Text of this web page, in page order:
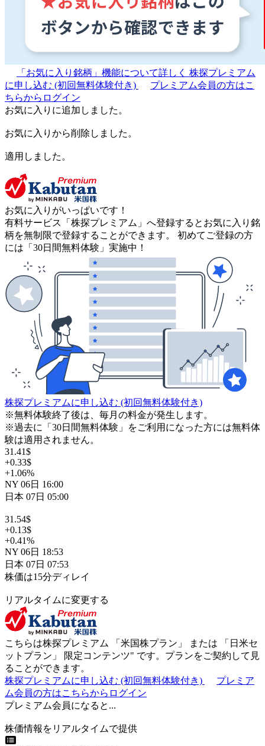
「お気に入り銘柄」機能について詳しく 株探プレミアム
に申し込む (初回無料体験付き)
プレミアム会員の方はこ
ちらからログイン
お気に入りに追加しました。
お気に入りから削除しました。
適用しました。
お気に入りがいっぱいです！
有料サービス「株探プレミアム」へ登録するとお気に入り銘
柄を無制限で登録することができます。 初めてご登録の方
には「30日間無料体験」実施中！
株探プレミアムに申し込む (初回無料体験付き)
※無料体験終了後は、毎月の料金が発生します。
※過去に「30日間無料体験」をご利用になった方には無料体
験は適用されません。
31.41$
+0.33$
+1.06%
NY 06日 16:00
日本 07日 05:00
31.54$
+0.13$
+0.41%
NY 06日 18:53
日本 07日 07:53
株価は15分ディレイ
リアルタイムに変更する
こちらは株探プレミアム 「 米国株プラン 」 または 「 日米セ
ットプラン 」 限定コンテンツ" です。プランをご契約して見
ることができます。
株探プレミアムに申し込む (初回無料体験付き)
プレミア
ム会員の方はこちらからログイン
プレミアム会員になると...
株価情報をリアルタイムで提供